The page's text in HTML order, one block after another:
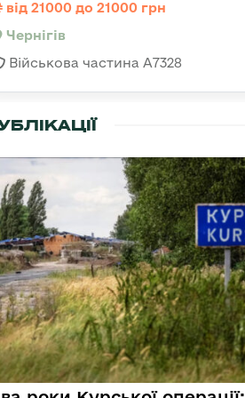
від 21000 до 21000 грн
Чернігів
Військова частина А7328